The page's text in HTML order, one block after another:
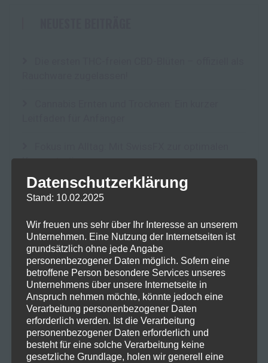
Konzentration
10-OH-HHC: Ein Blick auf das Potenzial und die
Risiken eines neuen Cannabinoids
Der Einfluss von Terpenen auf die Lagerung
und Qualität von Kräutern: Integra Boost Terpene
NEUESTE KOMMENTARE
Maikezu Frohe Ostern mit einer Prise
Hanfzauber!
Datenschutzerklärung
Stand: 10.02.2025
Wir freuen uns sehr über Ihr Interesse an unserem
Unternehmen. Eine Nutzung der Internetseiten ist
grundsätzlich ohne jede Angabe
personenbezogener Daten möglich. Sofern eine
betroffene Person besondere Services unseres
Unternehmens über unsere Internetseite in
Anspruch nehmen möchte, könnte jedoch eine
Verarbeitung personenbezogener Daten
erforderlich werden. Ist die Verarbeitung
personenbezogener Daten erforderlich und
besteht für eine solche Verarbeitung keine
gesetzliche Grundlage, holen wir generell eine